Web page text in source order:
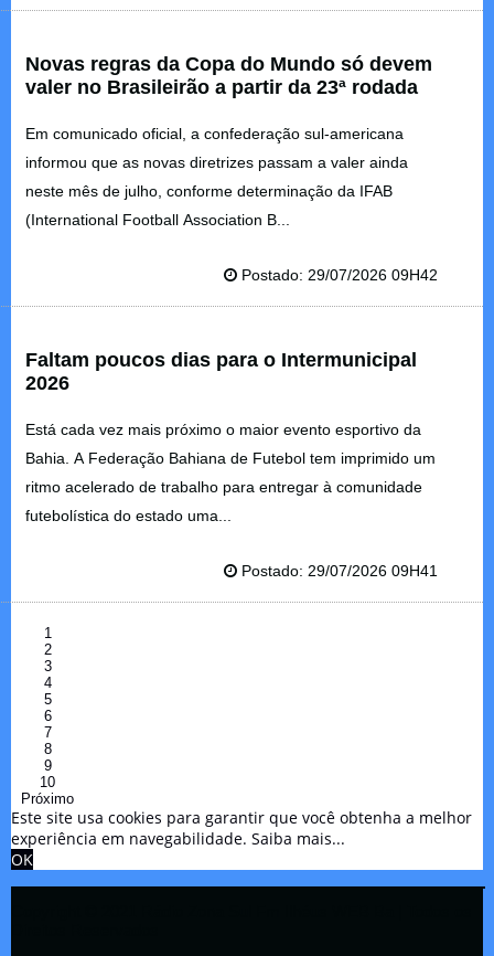
Novas regras da Copa do Mundo só devem
valer no Brasileirão a partir da 23ª rodada
Em comunicado oficial, a confederação sul-americana
informou que as novas diretrizes passam a valer ainda
neste mês de julho, conforme determinação da IFAB
(International Football Association B...
Postado: 29/07/2026 09H42
Faltam poucos dias para o Intermunicipal
2026
Está cada vez mais próximo o maior evento esportivo da
Bahia. A Federação Bahiana de Futebol tem imprimido um
ritmo acelerado de trabalho para entregar à comunidade
futebolística do estado uma...
Postado: 29/07/2026 09H41
1
2
3
4
5
6
7
8
9
10
Próximo
Este site usa cookies para garantir que você obtenha a melhor
experiência em navegabilidade. Saiba mais...
OK